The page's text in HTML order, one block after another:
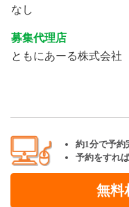
なし
募集代理店
ともにあーる株式会社
約1分で予約
予約をすれ
無料